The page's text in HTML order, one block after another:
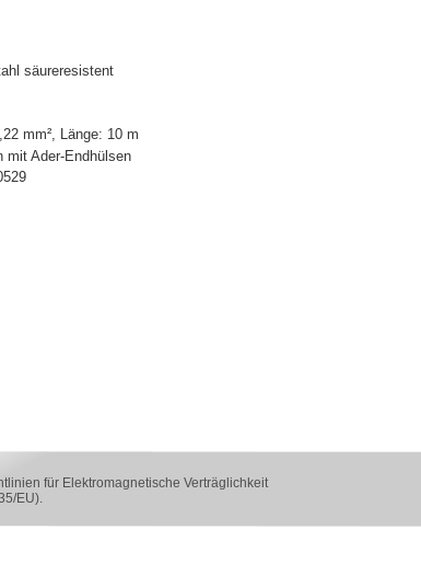
säureresistent
mm², Länge: 10 m
mit Ader-Endhülsen
für Elektromagnetische Verträglichkeit
EU).